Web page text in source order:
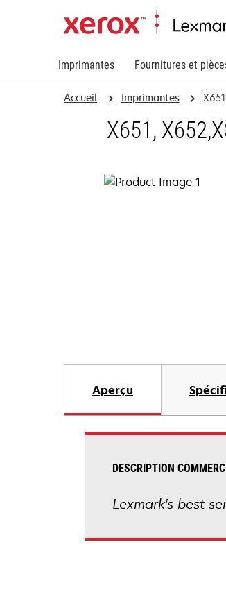
Imprimantes Fournitures et
Accueil Imprimantes
X651,
Aperçu
DESCRIPTION
Lexmark's best